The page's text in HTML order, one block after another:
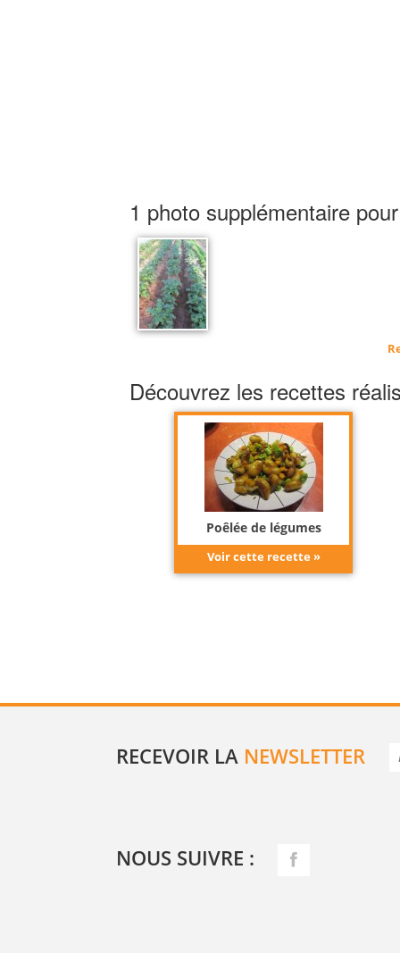
1 photo supplémentaire
Découvrez les recettes
Poêlée de légumes
nouveaux
Voir cette recette »
RECEVOIR LA NEWSLETTER
NOUS SUIVRE :